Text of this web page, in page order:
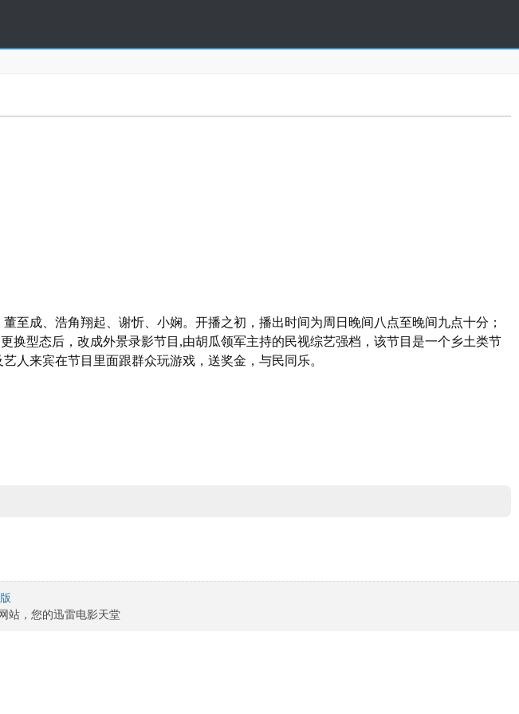
、浩角翔起、谢忻、小娴。开播之初，播出时间为周日晚间八点至晚间九点十分；
换型态后，改成外景录影节目,由胡瓜领军主持的民视综艺强档，该节目是一个乡土类节
人来宾在节目里面跟群众玩游戏，送奖金，与民同乐。
站，您的迅雷电影天堂